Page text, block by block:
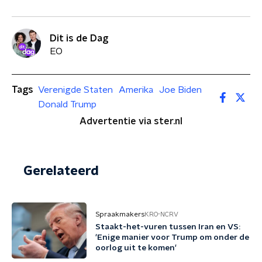
Dit is de Dag
EO
Tags Verenigde Staten Amerika
Joe Biden
Donald Trump
Advertentie via ster.nl
Gerelateerd
SpraakmakersKRO-NCRV
Staakt-het-vuren tussen Iran en VS:
'Enige manier voor Trump om onder de
oorlog uit te komen'